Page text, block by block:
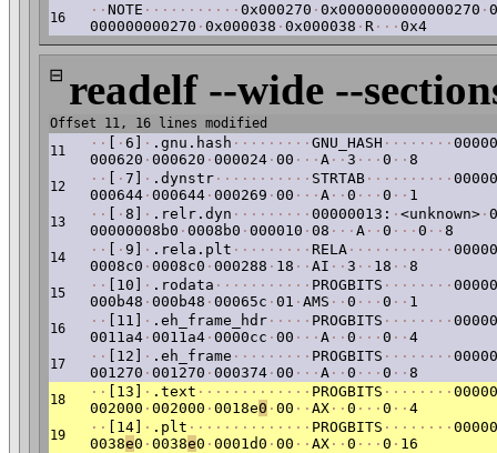
16 · · NOTE · · · · · · · · · · · 0x000270 · 0x0000000000000270 ·
000000000270 · 0x000038 · 0x000038 · R · · · 0x4
⊟ readelf --wide --
Offset 11, 16 lines modified
11
· · · 6] · .gnu.hash · · · · · · · · · GNU_HASH · · · · · · · ·
000620 · 000620 · 000024 · 00 · · · A · · 3 · · · 0 · · 8
12 · · · 7] · .dynstr · · · · · · · · · · · STRTAB · · · · · · · · · ·
000644 · 000644 · 000269 · 00 · · · A · · 0 · · · 0 · · 1
13 · · · 8] · .relr.dyn · · · · · · · · · 00000013: · <unknown> ·
00000008b0 · 0008b0 · 000010 · 08 · · · A · · 0 · · · 0 · · 8
14 · · · 9] · .rela.plt · · · · · · · · · RELA · · · · · · · · · · · ·
0008c0 · 0008c0 · 000288 · 18 · · AI · · 3 · · 18 · · 8
15 · · [10] · .rodata · · · · · · · · · · · PROGBITS · · · · · · · ·
000b48 · 000b48 · 00065c · 01 · AMS · · 0 · · · 0 · · 1
16 · · [11] · .eh_frame_hdr · · · · · PROGBITS · · · · · · · ·
0011a4 · 0011a4 · 0000cc · 00 · · · A · · 0 · · · 0 · · 4
17 · · [12] · .eh_frame · · · · · · · · · PROGBITS · · · · · · · ·
001270 · 001270 · 000374 · 00 · · · A · · 0 · · · 0 · · 8
18 · · [13] · .text · · · · · · · · · · · · · PROGBITS · · · · · · · ·
002000 · 002000 · 0018e0 · 00 · · AX · · 0 · · · 0 · · 4
19 · · [14] · .plt · · · · · · · · · · · · · · PROGBITS · · · · · · · ·
0038e0 · 0038e0 · 0001d0 · 00 · · AX · · 0 · · · 0 · 16